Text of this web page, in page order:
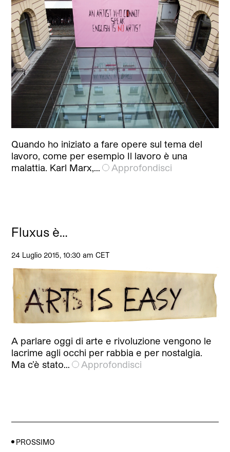
Quando ho iniziato a fare opere sul tema del
lavoro, come per esempio Il lavoro è una
malattia. Karl Marx,…
Approfondisci
Fluxus è…
24 Luglio 2015, 10:30 am CET
A parlare oggi di arte e rivoluzione vengono le
lacrime agli occhi per rabbia e per nostalgia.
Ma c’è stato…
Approfondisci
PROSSIMO